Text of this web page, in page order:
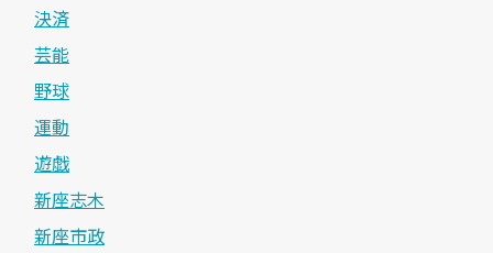
決済
芸能
野球
運動
遊戯
新座志木
新座市政